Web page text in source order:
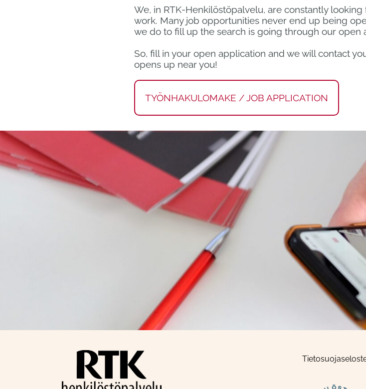
We, in RTK-Henkilöstöpalvelu, are constantly
work. Many job opportunities never end up being
we do to fill up the search is going through our open
So, fill in your open application and we will contact
opens up near you!
TYÖNHAKULOMAKE / JOB APPLICATION